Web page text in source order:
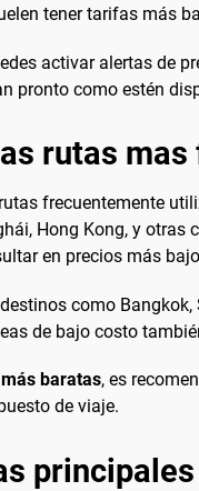
tener tarifas más
activar alertas de
pronto como estén
rutas
frecuentemente
Hong Kong, y
en precios más
como
de bajo costo
baratas, es
de viaje.